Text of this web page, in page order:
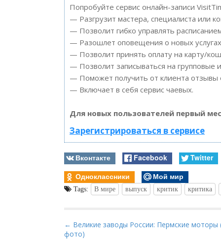
Попробуйте сервис онлайн-записи
— Разгрузит мастера, специалиста или
— Позволит гибко управлять
— Разошлет оповещения о новых
— Позволит принять оплату на карту/
— Позволит записываться на групповые
— Поможет получить от клиента отзывы
— Включает в себя сервис чаевых.
Для новых пользователей первый
Зарегистрироваться в сервисе
Вконтакте Facebook
Twitter
Одноклассники
Мой мир
Tags: В мире выпуск критик критика
P
o
← Великие заводы России: Пермские моторы
фото)